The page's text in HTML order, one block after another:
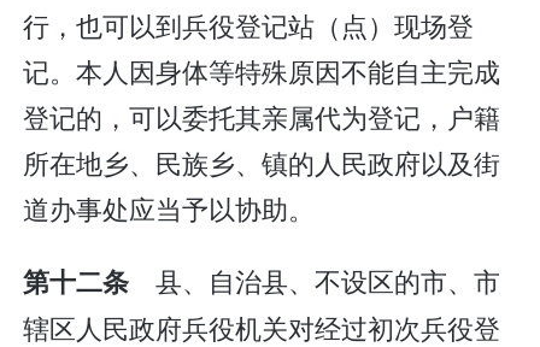
行，也可以到兵役登记站（点）现场登
记。本人因身体等特殊原因不能自主完成
登记的，可以委托其亲属代为登记，户籍
所在地乡、民族乡、镇的人民政府以及街
道办事处应当予以协助。
第十二条 县、自治县、不设区的市、市
辖区人民政府兵役机关对经过初次兵役登